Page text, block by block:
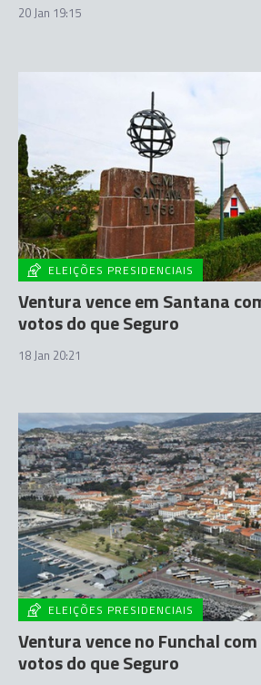
20 Jan 19:15
ELEIÇÕES PRESIDENCIAIS
Ventura vence em Santana
votos do que Seguro
18 Jan 20:21
ELEIÇÕES PRESIDENCIAIS
Ventura vence no Funchal
votos do que Seguro